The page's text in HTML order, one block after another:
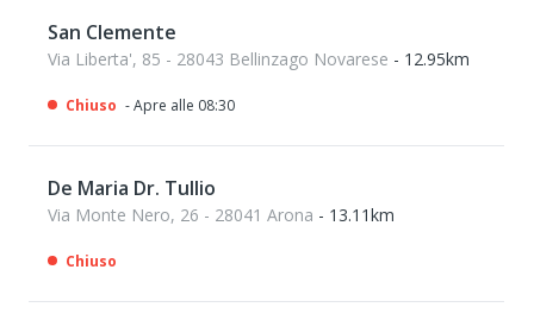
San Clemente
Via Liberta', 85 - 28043 Bellinzago Novarese - 12.95km
Chiuso - Apre alle 08:30
De Maria Dr. Tullio
Via Monte Nero, 26 - 28041 Arona - 13.11km
Chiuso